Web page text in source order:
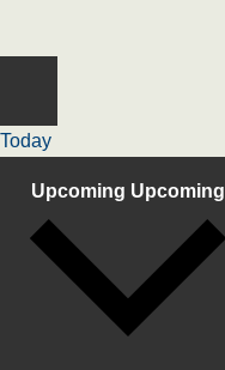
Today
Upcoming Upcoming